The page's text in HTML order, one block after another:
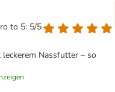
to 5: 5/5
Nassfutter – so